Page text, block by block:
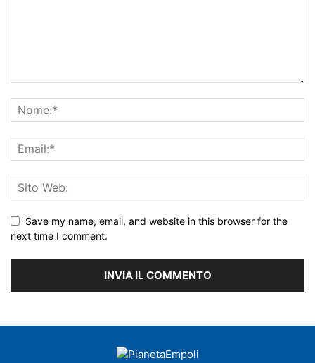
Save my name, email, and website in this browser for the
next time I comment.